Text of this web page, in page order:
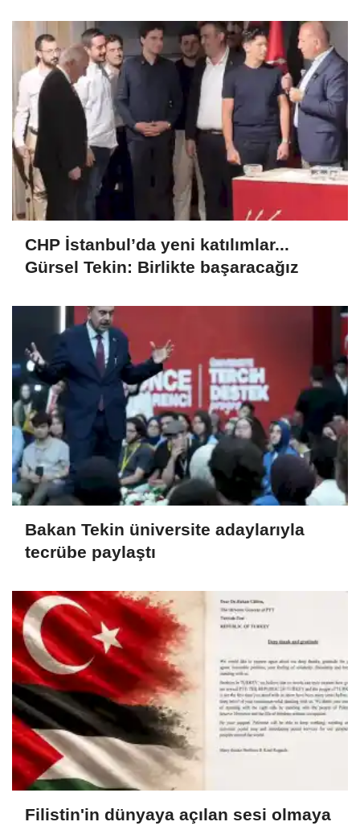
CHP İstanbul’da yeni katılımlar...
Gürsel Tekin: Birlikte başaracağız
Bakan Tekin üniversite adaylarıyla
tecrübe paylaştı
Filistin'in dünyaya açılan sesi olmaya